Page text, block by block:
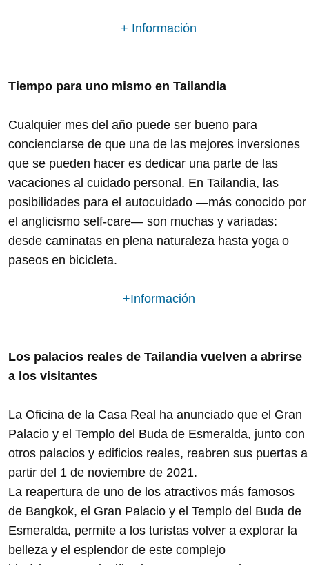
+ Información
Tiempo para uno mismo en Tailandia
Cualquier mes del año puede ser bueno para
concienciarse de que una de las mejores inversiones
que se pueden hacer es dedicar una parte de las
vacaciones al cuidado personal. En Tailandia, las
posibilidades para el autocuidado —más conocido por
el anglicismo self-care— son muchas y variadas:
desde caminatas en plena naturaleza hasta yoga o
paseos en bicicleta.
+Información
Los palacios reales de Tailandia vuelven a abrirse
a los visitantes
La Oficina de la Casa Real ha anunciado que el Gran
Palacio y el Templo del Buda de Esmeralda, junto con
otros palacios y edificios reales, reabren sus puertas a
partir del 1 de noviembre de 2021.
La reapertura de uno de los atractivos más famosos
de Bangkok, el Gran Palacio y el Templo del Buda de
Esmeralda, permite a los turistas volver a explorar la
belleza y el esplendor de este complejo